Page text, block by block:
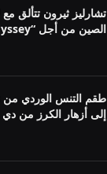
تشارليز ثيرون تتألق
الصين من أجل “The Odyssey”
طقم التنس الوردي من
إلى أزهار الكرز من